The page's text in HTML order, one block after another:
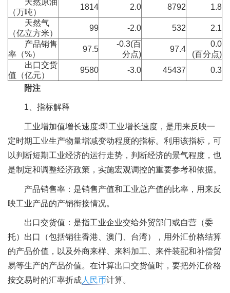
（万吨）
1814 2.0 8792
1.8
天然气
（亿立方米）
99 -2.0 532
2.1
产品销售
率（%）
97.5
-0.3(百
分点)
97.4
0.0
(百分点)
出口交货
值（亿元）
9580 -3.0 45437 0.3
附注
1、指标解释
工业增加值增长速度:即工业增长速度，是用来反映一
定时期工业生产物量增减变动程度的指标。利用该指标，可
以判断短期工业经济的运行走势，判断经济的景气程度，也
是制定和调整经济政策，实施宏观调控的重要参考和依据。
产品销售率：是销售产值和工业总产值的比率，用来反
映工业产品的产销衔接情况。
出口交货值：是指工业企业交给外贸部门或自营（委
托）出口（包括销往香港、澳门、台湾），用外汇价格结算
的产品价值，以及外商来样、来料加工、来件装配和补偿贸
易等生产的产品价值。在计算出口交货值时，要把外汇价格
按交易时的汇率折成 人民币计算。